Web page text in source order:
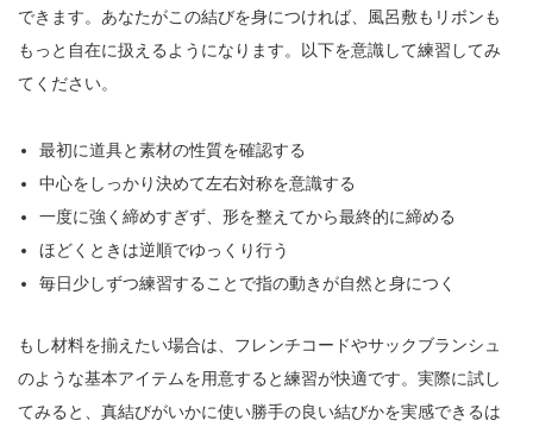
できます。あなたがこの結びを身につければ、風呂敷もリボンも
もっと自在に扱えるようになります。以下を意識して練習してみ
てください。
最初に道具と素材の性質を確認する
中心をしっかり決めて左右対称を意識する
一度に強く締めすぎず、形を整えてから最終的に締める
ほどくときは逆順でゆっくり行う
毎日少しずつ練習することで指の動きが自然と身につく
もし材料を揃えたい場合は、フレンチコードやサックブランシュ
のような基本アイテムを用意すると練習が快適です。実際に試し
てみると、真結びがいかに使い勝手の良い結びかを実感できるは